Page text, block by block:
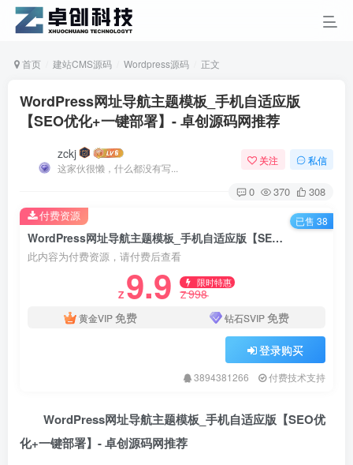
首页 建站CMS源码 Wordpress源码 正文
WordPress网址导航主题模板_手机自适应版
【SEO优化+一键部署】- 卓创源码网推荐
zckj
这家伙很懒，什么都没有写...
关注 私信
0 370 308
WordPress网址导航主题模板_手机自适应版【SEO优化+一键部署】- 卓创源码网推荐
此内容为付费资源，请付费后查看
Z 9.9 限时特惠
Z998
黄金VIP免费 钻石SVIP免费
登录购买
3894381266 付费技术支持
付费资源 已售 38
WordPress网址导航主题模板_手机自适应版【SEO优
化+一键部署】- 卓创源码网推荐